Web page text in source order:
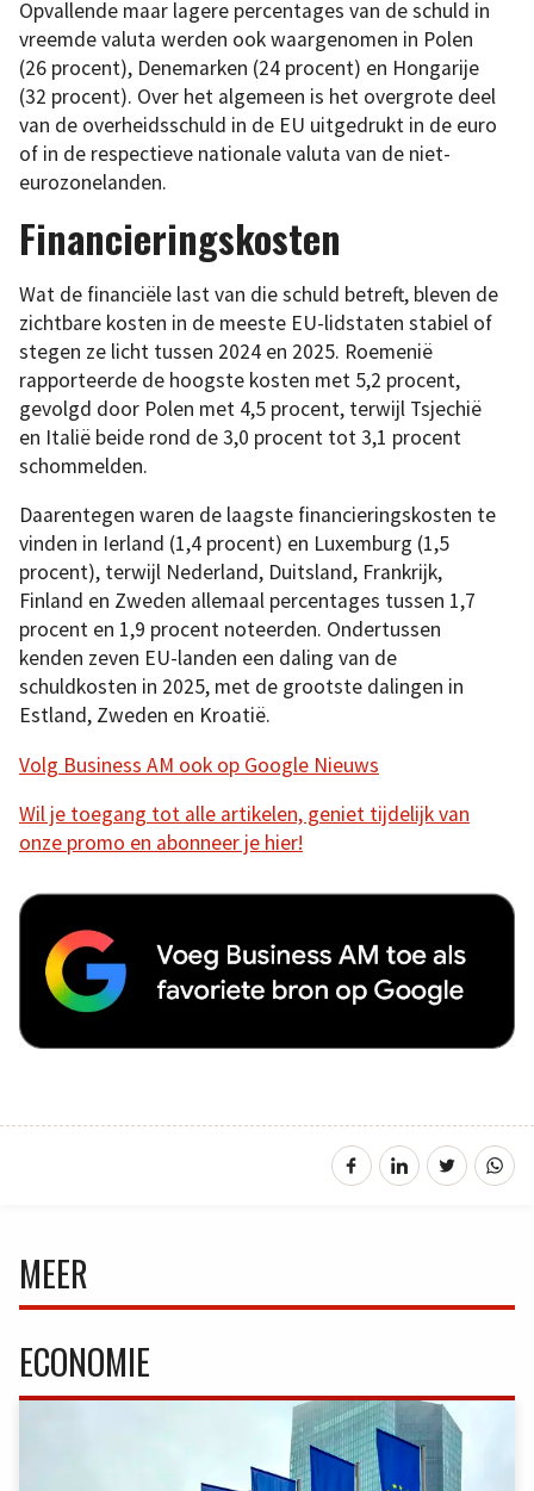
Opvallende maar lagere percentages van de schuld in
vreemde valuta werden ook waargenomen in Polen
(26 procent), Denemarken (24 procent) en Hongarije
(32 procent). Over het algemeen is het overgrote deel
van de overheidsschuld in de EU uitgedrukt in de euro
of in de respectieve nationale valuta van de niet-
eurozonelanden.
Financieringskosten
Wat de financiële last van die schuld betreft, bleven de
zichtbare kosten in de meeste EU-lidstaten stabiel of
stegen ze licht tussen 2024 en 2025. Roemenië
rapporteerde de hoogste kosten met 5,2 procent,
gevolgd door Polen met 4,5 procent, terwijl Tsjechië
en Italië beide rond de 3,0 procent tot 3,1 procent
schommelden.
Daarentegen waren de laagste financieringskosten te
vinden in Ierland (1,4 procent) en Luxemburg (1,5
procent), terwijl Nederland, Duitsland, Frankrijk,
Finland en Zweden allemaal percentages tussen 1,7
procent en 1,9 procent noteerden. Ondertussen
kenden zeven EU-landen een daling van de
schuldkosten in 2025, met de grootste dalingen in
Estland, Zweden en Kroatië.
Volg Business AM ook op Google Nieuws
Wil je toegang tot alle artikelen, geniet tijdelijk van
onze promo en abonneer je hier!
MEER
ECONOMIE